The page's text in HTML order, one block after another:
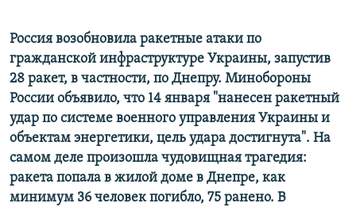
Россия возобновила ракетные атаки по
гражданской инфраструктуре Украины, запустив
28 ракет, в частности, по Днепру. Минобороны
России объявило, что 14 января "нанесен ракетный
удар по системе военного управления Украины и
объектам энергетики, цель удара достигнута". На
самом деле произошла чудовищная трагедия:
ракета попала в жилой доме в Днепре, как
минимум 36 человек погибло, 75 ранено. В